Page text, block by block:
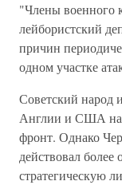
"Члены военного
лейбористский
причин
одном участке
Советский народ
Англии и США
фронт. Однако
действовал
стратегическую